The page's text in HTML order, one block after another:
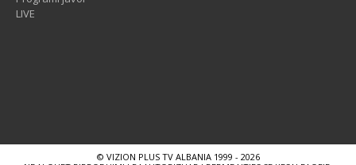
LIVE
© VIZION PLUS TV ALBANIA 1999 - 2026